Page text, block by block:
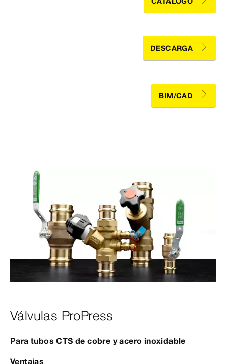
DESCARGA
BIM/CAD
Válvulas ProPress
Para tubos CTS de cobre y acero inoxidable
Ventajas